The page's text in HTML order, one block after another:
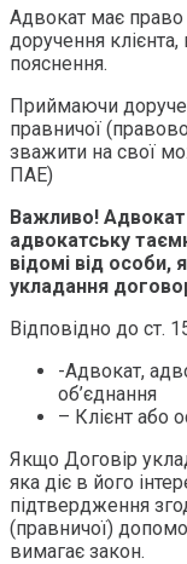
Адвокат має право
доручення
пояснення.
Приймаючи
правничої
зважити на свої
ПАЕ)
Важливо! Адвокат
адвокатську
відомі від особи,
укладання
Відповідно до ст.
-Адвокат,
об’єднання
– Клієнт або
Якщо Договір
яка діє в його
підтвердження
(правничої)
вимагає закон.